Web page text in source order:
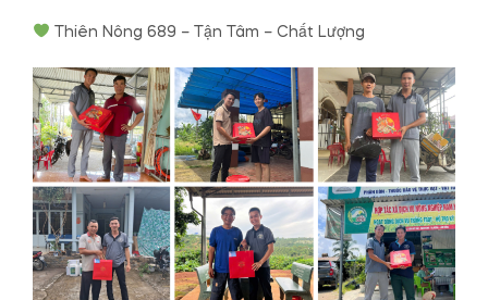
Thiên Nông 689 – Tận Tâm – Chất Lượng